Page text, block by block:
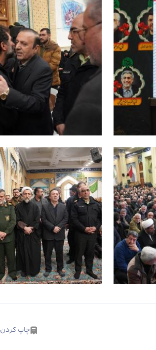
چاپ کردن